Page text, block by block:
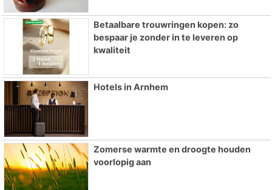
Betaalbare trouwringen kopen: zo
bespaar je zonder in te leveren op
kwaliteit
Hotels in Arnhem
Zomerse warmte en droogte houden
voorlopig aan